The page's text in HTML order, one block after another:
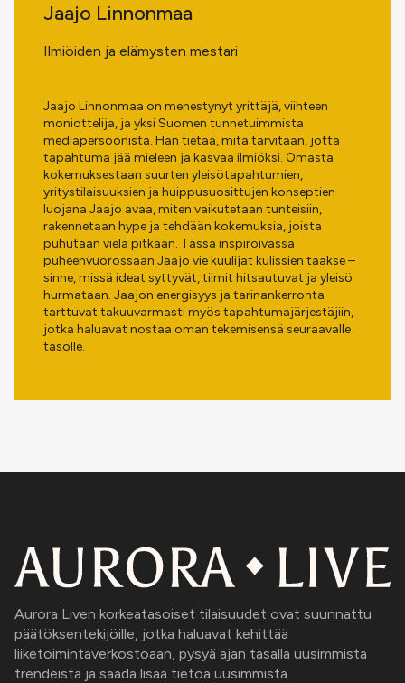
Jaajo Linnonmaa
Ilmiöiden ja elämysten mestari
Jaajo Linnonmaa on menestynyt yrittäjä, viihteen
moniottelija, ja yksi Suomen tunnetuimmista
mediapersoonista. Hän tietää, mitä tarvitaan, jotta
tapahtuma jää mieleen ja kasvaa ilmiöksi. Omasta
kokemuksestaan suurten yleisötapahtumien,
yritystilaisuuksien ja huippusuosittujen konseptien
luojana Jaajo avaa, miten vaikutetaan tunteisiin,
rakennetaan hype ja tehdään kokemuksia, joista
puhutaan vielä pitkään. Tässä inspiroivassa
puheenvuorossaan Jaajo vie kuulijat kulissien taakse –
sinne, missä ideat syttyvät, tiimit hitsautuvat ja yleisö
hurmataan. Jaajon energisyys ja tarinankerronta
tarttuvat takuuvarmasti myös tapahtumajärjestäjiin,
jotka haluavat nostaa oman tekemisensä seuraavalle
tasolle.
Aurora Liven korkeatasoiset tilaisuudet ovat suunnattu
päätöksentekijöille, jotka haluavat kehittää
liiketoimintaverkostoaan, pysyä ajan tasalla uusimmista
trendeistä ja saada lisää tietoa uusimmista